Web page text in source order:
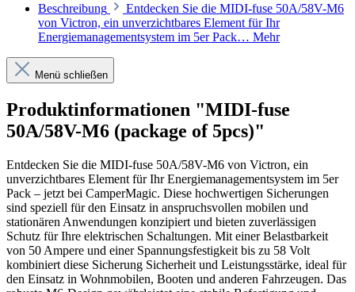
Beschreibung
Entdecken Sie die MIDI-fuse 50A/58V-M6
von Victron, ein unverzichtbares Element für Ihr
Energiemanagementsystem im 5er Pack… Mehr
Menü schließen
Produktinformationen "MIDI-fuse
50A/58V-M6 (package of 5pcs)"
Entdecken Sie die MIDI-fuse 50A/58V-M6 von Victron, ein
unverzichtbares Element für Ihr Energiemanagementsystem im 5er
Pack – jetzt bei CamperMagic. Diese hochwertigen Sicherungen
sind speziell für den Einsatz in anspruchsvollen mobilen und
stationären Anwendungen konzipiert und bieten zuverlässigen
Schutz für Ihre elektrischen Schaltungen. Mit einer Belastbarkeit
von 50 Ampere und einer Spannungsfestigkeit bis zu 58 Volt
kombiniert diese Sicherung Sicherheit und Leistungsstärke, ideal für
den Einsatz in Wohnmobilen, Booten und anderen Fahrzeugen. Das